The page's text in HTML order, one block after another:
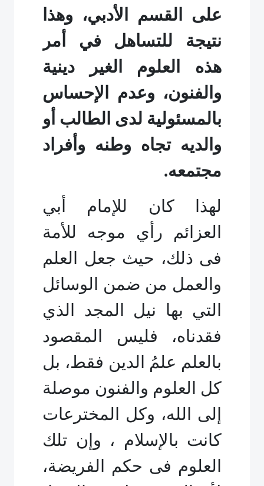
على القسم الأدبي، وهذا
نتيجة للتساهل في أمر
هذه العلوم الغير دينية
والفنون، وعدم الإحساس
بالمسئولية لدى الطالب أو
والديه تجاه وطنه وأفراد
مجتمعه.
لهذا كان للإمام أبي
العزائم رأي موجه للأمة
فى ذلك، حيث جعل العلم
والعمل من ضمن الوسائل
التي بها نيل المجد الذي
فقدناه، فليس المقصود
بالعلم علمُ الدين فقط، بل
كل العلوم والفنون موصلة
إلى الله، وكل المخترعات
كانت بالإسلام ، وإن تلك
العلوم فى حكم الفريضة،